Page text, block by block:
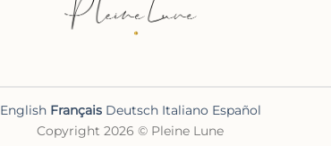
English Français Deutsch Italiano Español
Copyright 2026 © Pleine Lune